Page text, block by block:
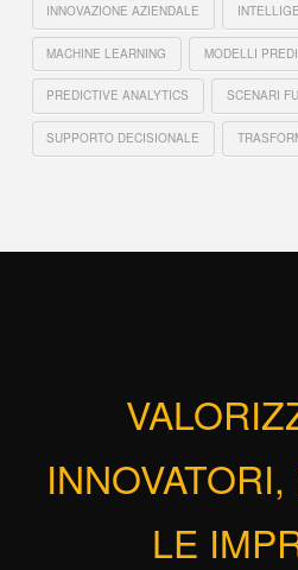
INNOVAZIONE AZIENDALE
MACHINE LEARNING MODELLI
PREDICTIVE ANALYTICS SCENARI
SUPPORTO DECISIONALE
LE